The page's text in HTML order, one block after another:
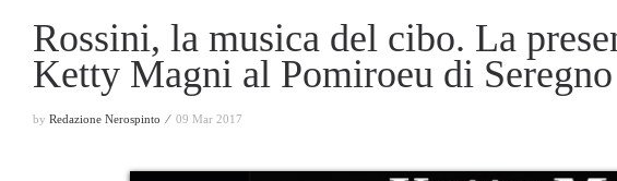
Rossini, la musica del cibo. La
Ketty Magni al Pomiroeu di Seregno
by Redazione Nerospinto ⁄ 09 Mar 2017